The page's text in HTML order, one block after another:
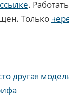
ссылке.
Только
другая